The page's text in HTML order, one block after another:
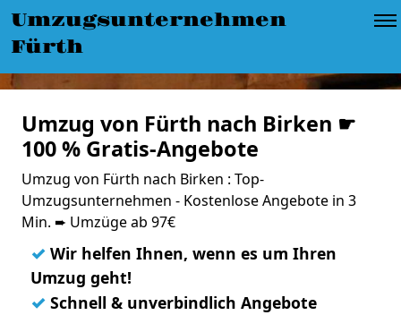
Umzugsunternehmen
Fürth
Umzug von Fürth nach Birken ☛
100 % Gratis-Angebote
Umzug von Fürth nach Birken : Top-
Umzugsunternehmen - Kostenlose Angebote in 3
Min. ➨ Umzüge ab 97€
✓ Wir helfen Ihnen, wenn es um Ihren
Umzug geht!
✓ Schnell & unverbindlich Angebote